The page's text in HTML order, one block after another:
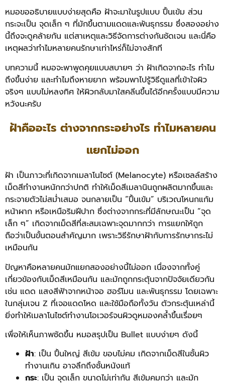
หมอขออธิบายแบบง่ายสุดคือ ฝ้าจะมาในรูปแบบ ปื้นเข้ม ส่วน
กระจะเป็น จุดเล็ก ๆ ที่มักขึ้นตามแดดและพันธุกรรม ซึ่งสองอย่าง
นี้ถึงจะดูคล้ายกัน แต่สาเหตุและวิธีจัดการต่างกันชัดเจน และนี่คือ
เหตุผลว่าทำไมหลายคนรักษาเท่าไหร่ก็ไม่จางสักที
บทความนี้ หมอจะพาพูดคุยแบบสบายๆ ว่า ฝ้าเกิดจากอะไร ทำไม
ถึงขึ้นง่าย และทำไมถึงหายยาก พร้อมพาไปรู้วิธีดูแลที่เข้าใจผิว
จริงๆ แบบไม่หลงทิศ ให้ผิวกลับมาใสคลีนขึ้นได้อีกครั้งแบบมีความ
หวังนะครับ
ฝ้าคืออะไร ต่างจากกระอย่างไร ทำไมหลายคน
แยกไม่ออก
ฝ้า เป็นภาวะที่เกิดจากเมลาโนไซต์ (Melanocyte) หรือเซลล์สร้าง
เม็ดสีทำงานหนักกว่าปกติ ทำให้เม็ดสีเมลานินถูกผลิตมากขึ้นและ
กระจายตัวไม่สม่ำเสมอ จนกลายเป็น “ปื้นเข้ม” บริเวณโหนกแก้ม
หน้าผาก หรือเหนือริมฝีปาก ซึ่งต่างจากกระที่มีลักษณะเป็น “จุด
เล็ก ๆ” เกิดจากเม็ดสีที่สะสมเฉพาะจุดมากกว่า การแยกให้ถูก
ถือว่าเป็นขั้นตอนสำคัญมาก เพราะวิธีรักษาฝ้ากับการรักษากระไม่
เหมือนกัน
ปัญหาคือหลายคนมักแยกสองอย่างนี้ไม่ออก เนื่องจากทั้งคู่
เกี่ยวข้องกับเม็ดสีเหมือนกัน และมักถูกกระตุ้นจากปัจจัยเดียวกัน
เช่น แดด แสงสีฟ้าจากหน้าจอ ฮอร์โมน และพันธุกรรม โดยเฉพาะ
ในกลุ่มเจน Z ที่เจอแดดโหด และใช้มือถือทั้งวัน ตัวกระตุ้นเหล่านี้
ยิ่งทำให้เมลาโนไซต์ทำงานโอเวอร์จนผิวดูหมองคล้ำขึ้นเรื่อยๆ
เพื่อให้เห็นภาพชัดขึ้น หมอสรุปเป็น Bullet แบบง่ายๆ ดังนี้
ฝ้า: เป็น ปื้นใหญ่ สีเข้ม ขอบไม่คม เกิดจากเม็ดสีในชั้นผิว
ทำงานเกิน อาจลึกถึงชั้นหนังแท้
กระ: เป็น จุดเล็ก ขนาดไม่เท่ากัน สีเข้มคมกว่า และมัก